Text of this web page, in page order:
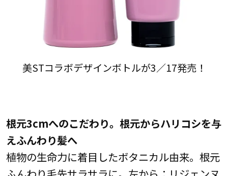
美STコラボデザインボトルが3／17発売！
根元3cmへのこだわり。根元からハリコシを与
えふんわり髪へ
植物の生命力に着目したボタニカル由来。根元